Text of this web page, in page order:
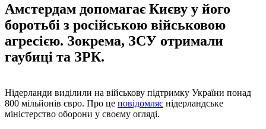
Амстердам допомагає Києву у його
боротьбі з російською військовою
агресією. Зокрема, ЗСУ отримали
гаубиці та ЗРК.
Нідерланди виділили на військову підтримку України понад
800 мільйонів євро. Про це повідомляє нідерландське
міністерство оборони у своєму огляді.